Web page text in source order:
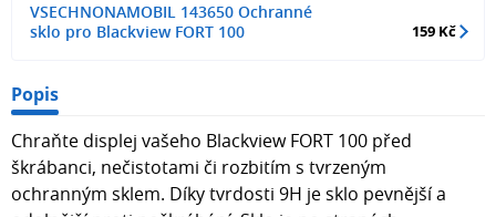
VSECHNONAMOBIL 143650 Ochranné
sklo pro Blackview FORT 100
159 Kč
Popis
Chraňte displej vašeho Blackview FORT 100 před
škrábanci, nečistotami či rozbitím s tvrzeným
ochranným sklem. Díky tvrdosti 9H je sklo pevnější a